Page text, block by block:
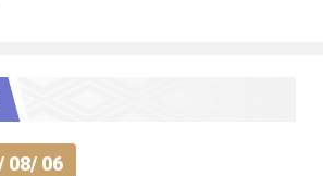
08/ 06